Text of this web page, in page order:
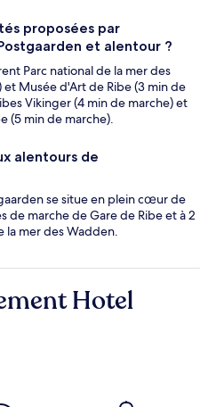
proposées par
et alentour ?
Parc national de la mer des
Musée d'Art de Ribe (3 min de
Vikinger (4 min de marche) et
(5 min de marche).
alentours de
se situe en plein cœur de
de marche de Gare de Ribe et à 2
la mer des Wadden.
Hotel